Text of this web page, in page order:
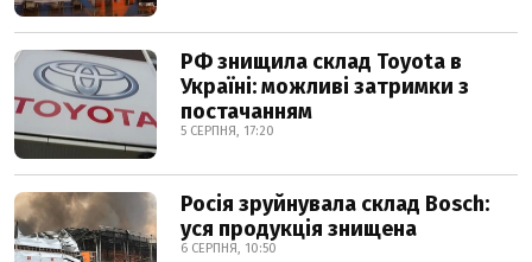
РФ знищила склад Toyota в
Україні: можливі затримки з
постачанням
5 СЕРПНЯ, 17:20
Росія зруйнувала склад Bosch:
уся продукція знищена
6 СЕРПНЯ, 10:50